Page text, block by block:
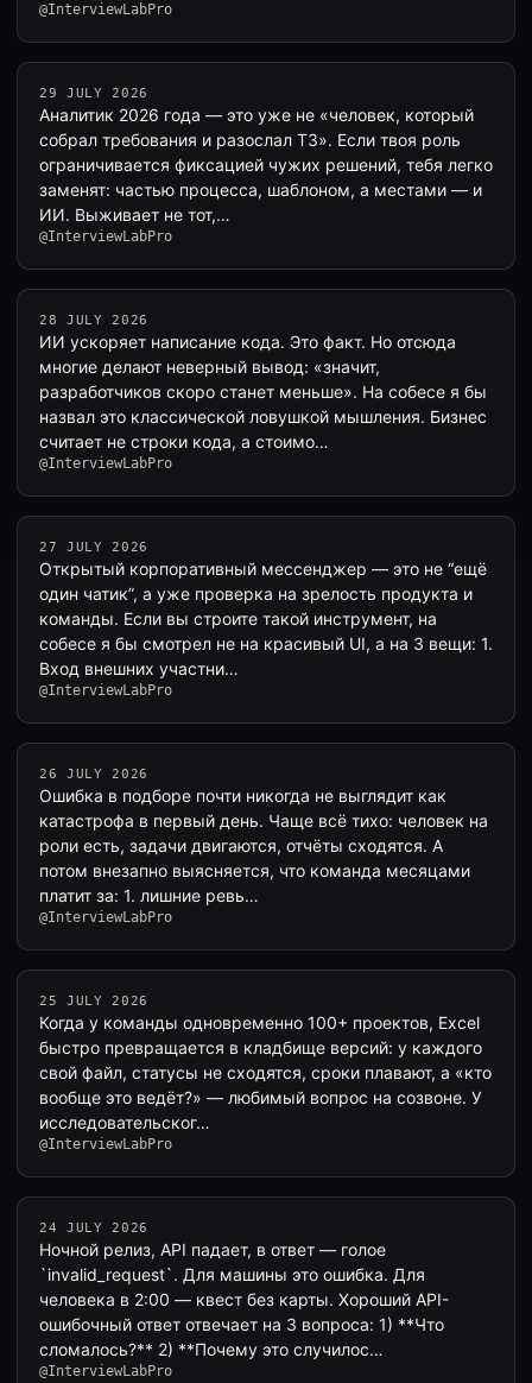
@InterviewLabPro
29 JULY 2026
Аналитик 2026 года — это уже не «человек, который
собрал требования и разослал ТЗ». Если твоя роль
ограничивается фиксацией чужих решений, тебя легко
заменят: частью процесса, шаблоном, а местами — и
ИИ. Выживает не тот,…
@InterviewLabPro
28 JULY 2026
ИИ ускоряет написание кода. Это факт. Но отсюда
многие делают неверный вывод: «значит,
разработчиков скоро станет меньше». На собесе я бы
назвал это классической ловушкой мышления. Бизнес
считает не строки кода, а стоимо…
@InterviewLabPro
27 JULY 2026
Открытый корпоративный мессенджер — это не “ещё
один чатик”, а уже проверка на зрелость продукта и
команды. Если вы строите такой инструмент, на
собесе я бы смотрел не на красивый UI, а на 3 вещи: 1.
Вход внешних участни…
@InterviewLabPro
26 JULY 2026
Ошибка в подборе почти никогда не выглядит как
катастрофа в первый день. Чаще всё тихо: человек на
роли есть, задачи двигаются, отчёты сходятся. А
потом внезапно выясняется, что команда месяцами
платит за: 1. лишние ревь…
@InterviewLabPro
25 JULY 2026
Когда у команды одновременно 100+ проектов, Excel
быстро превращается в кладбище версий: у каждого
свой файл, статусы не сходятся, сроки плавают, а «кто
вообще это ведёт?» — любимый вопрос на созвоне. У
исследовательског…
@InterviewLabPro
24 JULY 2026
Ночной релиз, API падает, в ответ — голое
`invalid_request`. Для машины это ошибка. Для
человека в 2:00 — квест без карты. Хороший API-
ошибочный ответ отвечает на 3 вопроса: 1) **Что
сломалось?** 2) **Почему это случилос…
@InterviewLabPro